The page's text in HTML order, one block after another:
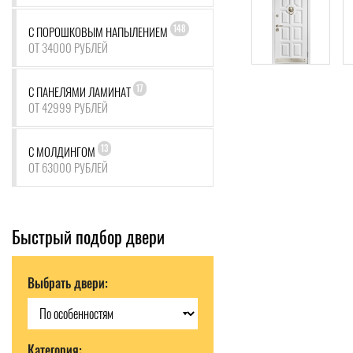
С ПОРОШКОВЫМ НАПЫЛЕНИЕМ 148
ОТ 34000 РУБЛЕЙ
С ПАНЕЛЯМИ ЛАМИНАТ 17
ОТ 42999 РУБЛЕЙ
С МОЛДИНГОМ 13
ОТ 63000 РУБЛЕЙ
Быстрый подбор двери
Выбрать двери: